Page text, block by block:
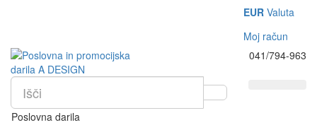
EUR Valuta
Moj račun
041/794-963
Poslovna darila